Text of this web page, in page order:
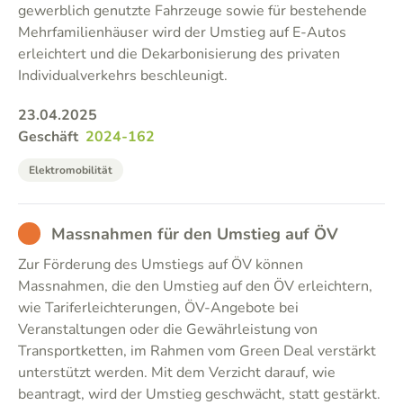
gewerblich genutzte Fahrzeuge sowie für bestehende
Mehrfamilienhäuser wird der Umstieg auf E-Autos
erleichtert und die Dekarbonisierung des privaten
Individualverkehrs beschleunigt.
23.04.2025
Geschäft 2024-162
Elektromobilität
BAD Massnahmen für den Umstieg auf ÖV
Zur Förderung des Umstiegs auf ÖV können
Massnahmen, die den Umstieg auf den ÖV erleichtern,
wie Tariferleichterungen, ÖV-Angebote bei
Veranstaltungen oder die Gewährleistung von
Transportketten, im Rahmen vom Green Deal verstärkt
unterstützt werden. Mit dem Verzicht darauf, wie
beantragt, wird der Umstieg geschwächt, statt gestärkt.